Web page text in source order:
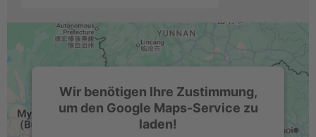
Wir benötigen Ihre Zustimmung,
um den Google Maps-Service zu
laden!